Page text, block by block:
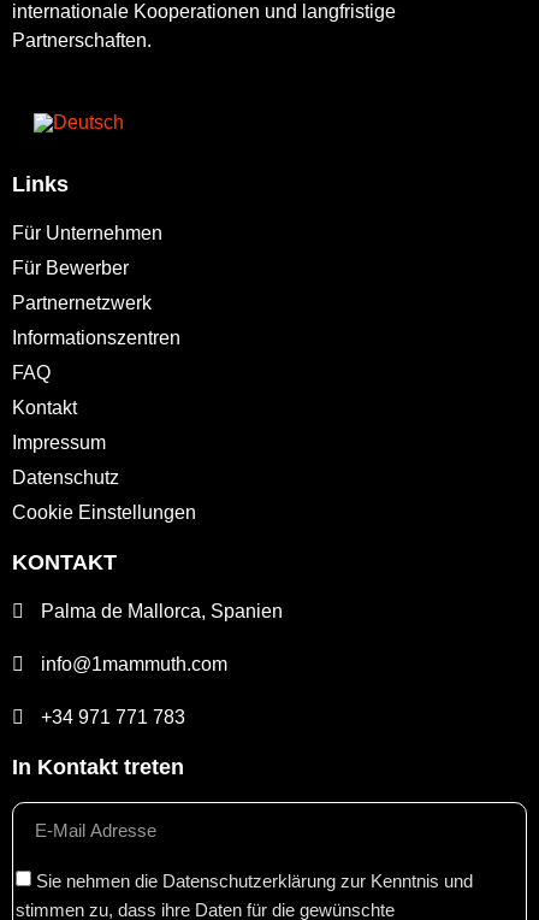
internationale Kooperationen und langfristige
Partnerschaften.
Links
Für Unternehmen
Für Bewerber
Partnernetzwerk
Informationszentren
FAQ
Kontakt
Impressum
Datenschutz
Cookie Einstellungen
KONTAKT
Palma de Mallorca, Spanien
info@1mammuth.com
+34 971 771 783
In Kontakt treten
Sie nehmen die Datenschutzerklärung zur Kenntnis und
stimmen zu, dass ihre Daten für die gewünschte